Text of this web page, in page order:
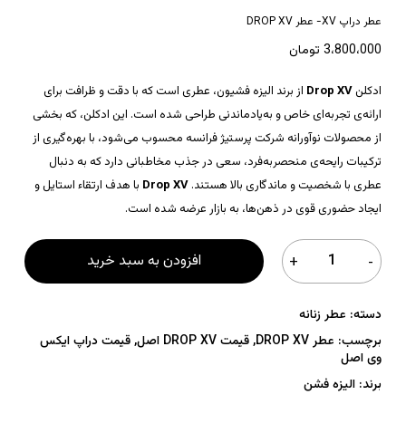
عطر دراپ XV- عطر DROP XV
3،800،000 تومان
ادکلنDrop XV از برند الیزه فشیون، عطری است که با دقت و ظرافت برای
ارائه‌ی تجربه‌ای خاص و به‌یادماندنی طراحی شده است. این ادکلن، که بخشی
از محصولات نوآورانه شرکت پرستیژ فرانسه محسوب می‌شود، با بهره‌گیری از
ترکیبات رایحه‌ی منحصربه‌فرد، سعی در جذب مخاطبانی دارد که به دنبال
عطری با شخصیت و ماندگاری بالا هستند. Drop XV با هدف ارتقاء استایل و
ایجاد حضوری قوی در ذهن‌ها، به بازار عرضه شده است.
افزودن به سبد خرید
دسته: عطر زنانه
برچسب: عطر DROP XV ,قیمت DROP XV اصل ,قیمت دراپ ایکس
وی اصل
برند: الیزه فشن